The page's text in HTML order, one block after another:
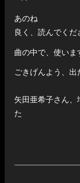
あのね
良く、読んでく
曲の中で、使いま
ごきげんよう、出
矢田亜希子さん、
た